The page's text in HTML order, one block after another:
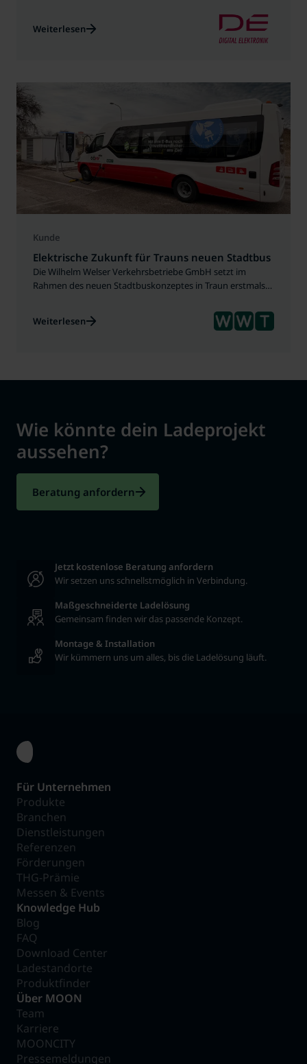
Weiterlesen
Kunde
Elektrische Zukunft für Trauns neuen Stadtbus
Die Wilhelm Welser Verkehrsbetriebe GmbH setzt im
Rahmen des neuen Stadtbuskonzeptes in Traun erstmals
dieses zukunftsweisende Vorhaben mit einer
maßgeschneiderten Ladeinfrastruktur, technischer
Weiterlesen
Wie könnte dein Ladeprojekt
aussehen?
Beratung anfordern
Jetzt kostenlose Beratung anfordern
Wir setzen uns schnellstmöglich in Verbindung.
Maßgeschneiderte Ladelösung
Gemeinsam finden wir das passende Konzept.
Montage & Installation
Wir kümmern uns um alles, bis die Ladelösung läuft.
Für Unternehmen
Produkte
Branchen
Dienstleistungen
Referenzen
Förderungen
THG-Prämie
Messen & Events
Knowledge Hub
Blog
FAQ
Download Center
Ladestandorte
Produktfinder
Über MOON
Team
Karriere
MOONCITY
Pressemeldungen